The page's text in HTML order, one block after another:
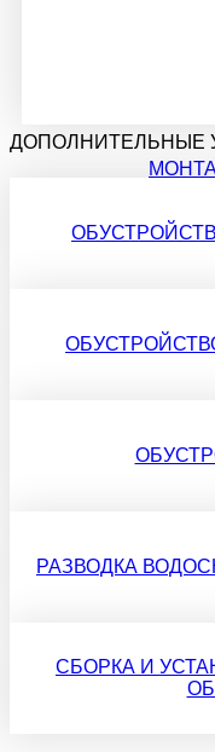
РЕМОНТ И
ДОПОЛНИТЕЛЬНЫЕ
РАЗВОДКА
СБОРКА И